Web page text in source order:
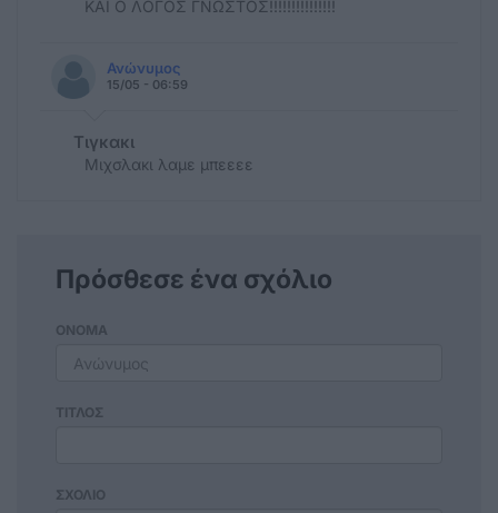
ΚΑΙ Ο ΛΟΓΟΣ ΓΝΩΣΤΟΣ!!!!!!!!!!!!!!!
Ανώνυμος
15/05 - 06:59
Τιγκακι
Μιχσλακι λαμε μπεεεε
Πρόσθεσε ένα σχόλιο
ΟΝΟΜΑ
ΤΙΤΛΟΣ
ΣΧΟΛΙΟ